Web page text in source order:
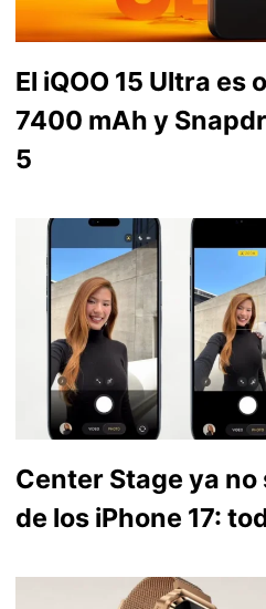
El iQOO 15 Ultra
7400 mAh y
5
Center Stage ya
de los iPhone 17: